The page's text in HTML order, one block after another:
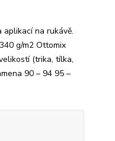
aplikací na rukávě.
g/m2 Ottomix
(trika, tílka,
90 – 94 95 –